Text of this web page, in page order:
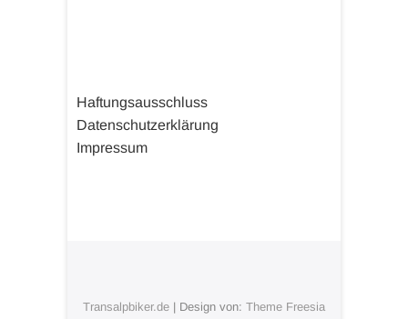
Haftungsausschluss
Datenschutzerklärung
Impressum
Transalpbiker.de | Design von: Theme Freesia